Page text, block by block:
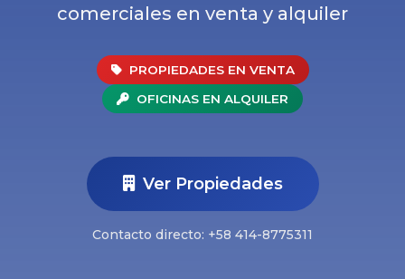
comerciales en venta y alquiler
PROPIEDADES EN VENTA
OFICINAS EN ALQUILER
Ver Propiedades
Contacto directo: +58 414-8775311